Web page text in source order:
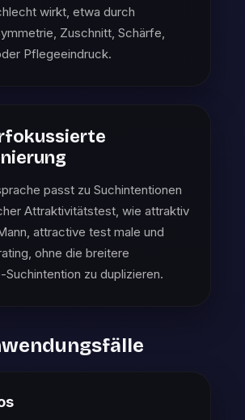
wirkt, etwa durch
Zuschnitt, Schärfe,
Pflegeeindruck.
passt zu Suchintentionen
Attraktivitätstest, wie attraktiv
attractive test male und
ohne die breitere
Suchintention zu duplizieren.